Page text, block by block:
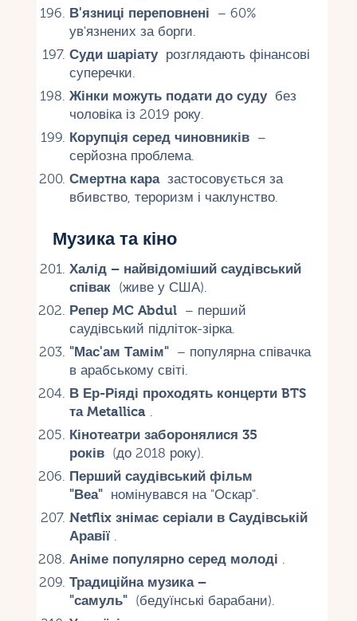
В'язниці переповнені – 60%
ув'язнених за борги.
Суди шаріатурозглядають фінансові
суперечки.
Жінки можуть подати до судубез
чоловіка із 2019 року.
Корупція серед чиновників–
серйозна проблема.
Смертна каразастосовується за
вбивство, тероризм і чаклунство.
Музика та кіно
Халід – найвідоміший саудівський
співак(живе у США).
Репер MC Abdul– перший
саудівський підліток-зірка.
"Мас'ам Тамім"– популярна співачка
в арабському світі.
В Ер-Ріяді проходять концерти BTS
та Metallica.
Кінотеатри заборонялися 35
років(до 2018 року).
Перший саудівський фільм
"Веа"номінувався на "Оскар".
Netflix знімає серіали в Саудівській
Аравії.
Аніме популярно серед молоді .
Традиційна музика –
"самуль"(бедуїнські барабани).